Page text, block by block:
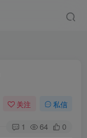
关注 私信
1 64 0